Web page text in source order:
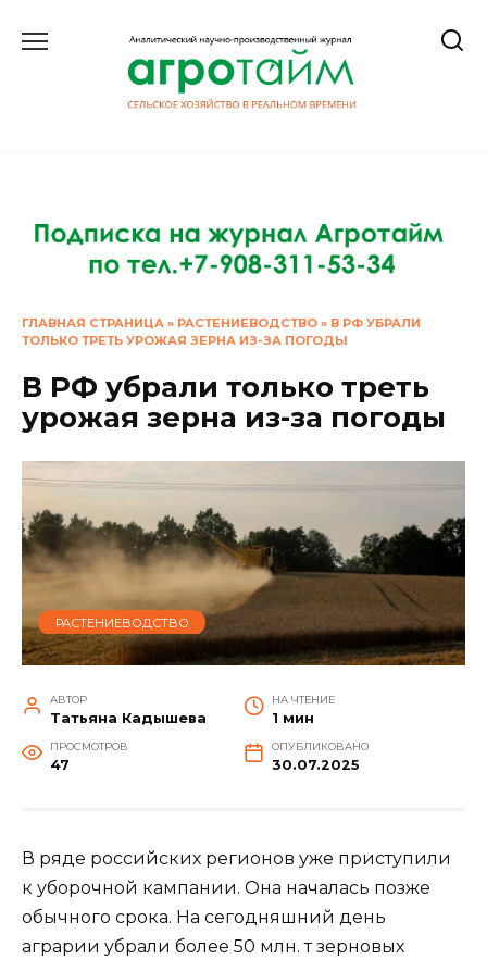
ГЛАВНАЯ СТРАНИЦА » РАСТЕНИЕВОДСТВО » В РФ УБРАЛИ
ТОЛЬКО ТРЕТЬ УРОЖАЯ ЗЕРНА ИЗ-ЗА ПОГОДЫ
В РФ убрали только треть
урожая зерна из-за погоды
РАСТЕНИЕВОДСТВО
АВТОР
Татьяна Кадышева
НА ЧТЕНИЕ
1 мин
ПРОСМОТРОВ
47
ОПУБЛИКОВАНО
30.07.2025
В ряде российских регионов уже приступили
к уборочной кампании. Она началась позже
обычного срока. На сегодняшний день
аграрии убрали более 50 млн. т зерновых